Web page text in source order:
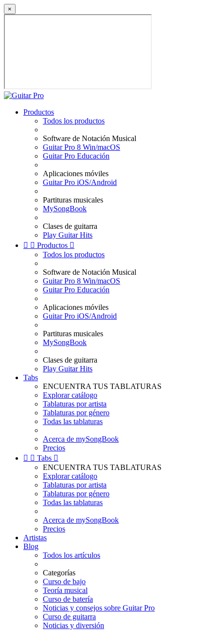
×
Productos
Todos los productos
Software de Notación Musical
Guitar Pro 8 Win/macOS
Guitar Pro Educación
Aplicaciones móviles
Guitar Pro iOS/Android
Partituras musicales
MySongBook
Clases de guitarra
Play Guitar Hits
  Productos 
Todos los productos
Software de Notación Musical
Guitar Pro 8 Win/macOS
Guitar Pro Educación
Aplicaciones móviles
Guitar Pro iOS/Android
Partituras musicales
MySongBook
Clases de guitarra
Play Guitar Hits
Tabs
ENCUENTRA TUS TABLATURAS
Explorar catálogo
Tablaturas por artista
Tablaturas por género
Todas las tablaturas
Acerca de mySongBook
Precios
  Tabs 
ENCUENTRA TUS TABLATURAS
Explorar catálogo
Tablaturas por artista
Tablaturas por género
Todas las tablaturas
Acerca de mySongBook
Precios
Artistas
Blog
Todos los artículos
Categorías
Curso de bajo
Teoría musical
Curso de batería
Noticias y consejos sobre Guitar Pro
Curso de guitarra
Noticias y diversión